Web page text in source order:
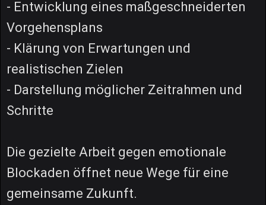
- Entwicklung eines maßgeschneiderten
Vorgehensplans
- Klärung von Erwartungen und
realistischen Zielen
- Darstellung möglicher Zeitrahmen und
Schritte
Die gezielte Arbeit gegen emotionale
Blockaden öffnet neue Wege für eine
gemeinsame Zukunft.